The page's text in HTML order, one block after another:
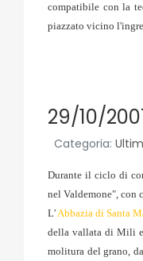
compatibile con la
piazzato vicino
29/10/
Categoria:
Durante il ciclo di
nel Valdemone", con
L'Abbazia di Santa
della vallata di Mili e
molitura del grano,